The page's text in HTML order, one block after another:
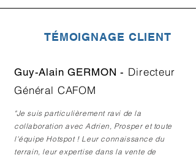
TÉMOIGNAGE CLIENT
Guy-Alain GERMON - Directeur
Général CAFOM
"Je suis particulièrement ravi de la
collaboration avec Adrien, Prosper et toute
l'équipe Hotspot ! Leur connaissance du
terrain, leur expertise dans la vente de